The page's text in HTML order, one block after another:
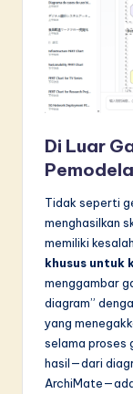
w
o
ti
Di Luar
Tidak seperti
menghasilkan
memiliki
khusus untuk
menggambar
diagram”
yang
selama proses
hasil—dari